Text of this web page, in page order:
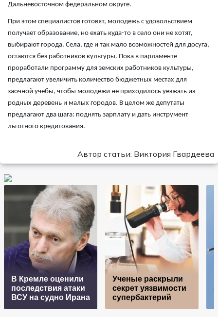
Дальневосточном федеральном округе.
При этом специалистов готовят, молодежь с удовольствием
получает образование, но ехать куда-то в село они не хотят,
выбирают города. Села, где и так мало возможностей для досуга,
остаются без работников культуры. Пока в парламенте
проработали программу для земских работников культуры,
предлагают увеличить количество бюджетных местах для
заочной учебы, чтобы молодежи не приходилось уезжать из
родных деревень и малых городов. В целом же депутаты
предлагают два шага: поднять зарплату и дать инструмент
льготного кредитования.
Автор статьи: Виктория Гвардеева
В Кремле оценили
последствия атаки
ВСУ на судно Ирана
Ученые раскрыли
секрет уязвимости
супербактерий